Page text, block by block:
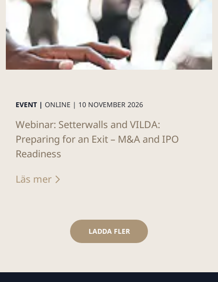
EVENT | ONLINE | 10 NOVEMBER 2026
Webinar: Setterwalls and VILDA:
Preparing for an Exit – M&A and IPO
Readiness
Läs mer
LADDA FLER